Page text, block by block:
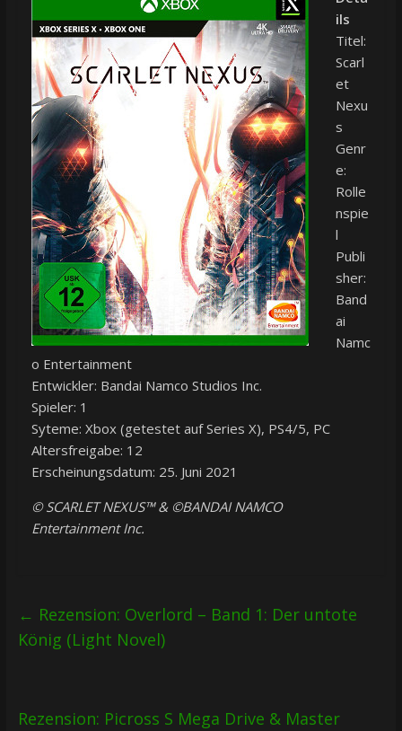
ils
Titel:
Scarl
et
Nexu
s
Genr
e:
Rolle
nspie
l
Publi
sher:
Band
ai
Namc
o Entertainment
Entwickler: Bandai Namco Studios Inc.
Spieler: 1
Syteme: Xbox (getestet auf Series X), PS4/5, PC
Altersfreigabe: 12
Erscheinungsdatum: 25. Juni 2021
© SCARLET NEXUS™ & ©BANDAI NAMCO
Entertainment Inc.
← Rezension: Overlord – Band 1: Der untote
König (Light Novel)
Rezension: Picross S Mega Drive & Master